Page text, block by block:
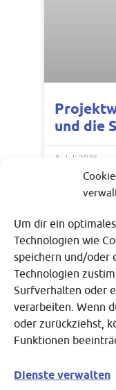
Um dir ein
Technologien wie
speichern und/oder
Technologien
Surfverhalten oder
verarbeiten. Wenn
oder zurückziehst,
Funktionen
Dienste verwalten
und die
4. Juli 2026